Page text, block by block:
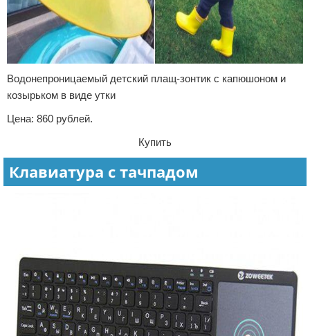
Водонепроницаемый детский плащ-зонтик с капюшоном и
козырьком в виде утки
Цена: 860 рублей.
Купить
Клавиатура с тачпадом